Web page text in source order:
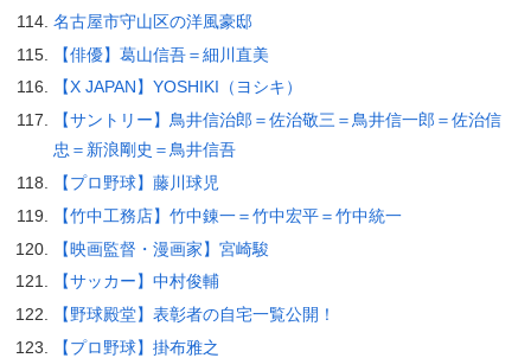
名古屋市守山区の洋風豪邸
【俳優】葛山信吾＝細川直美
【X JAPAN】YOSHIKI（ヨシキ）
【サントリー】鳥井信治郎＝佐治敬三＝鳥井信一郎＝佐治信
忠＝新浪剛史＝鳥井信吾
【プロ野球】藤川球児
【竹中工務店】竹中錬一＝竹中宏平＝竹中統一
【映画監督・漫画家】宮崎駿
【サッカー】中村俊輔
【野球殿堂】表彰者の自宅一覧公開！
【プロ野球】掛布雅之